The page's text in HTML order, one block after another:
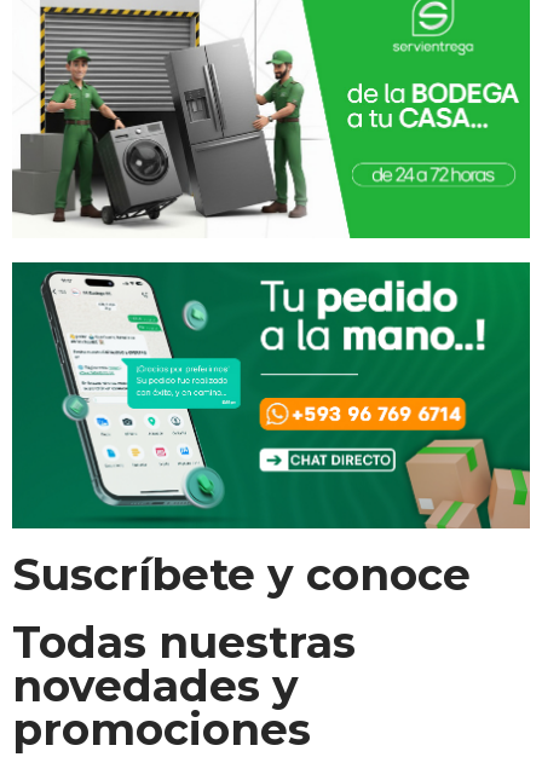
Suscríbete y conoce
Todas nuestras
novedades y
promociones